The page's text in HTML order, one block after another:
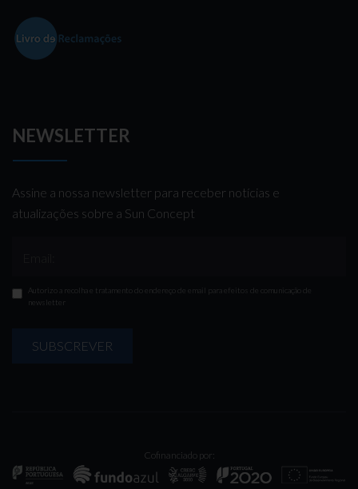
NEWSLETTER
Assine a nossa newsletter para receber notícias e
atualizações sobre a Sun Concept
Autorizo a recolha e tratamento do endereço de email para efeitos de comunicação de
newsletter
SUBSCREVER
Cofinanciado por: